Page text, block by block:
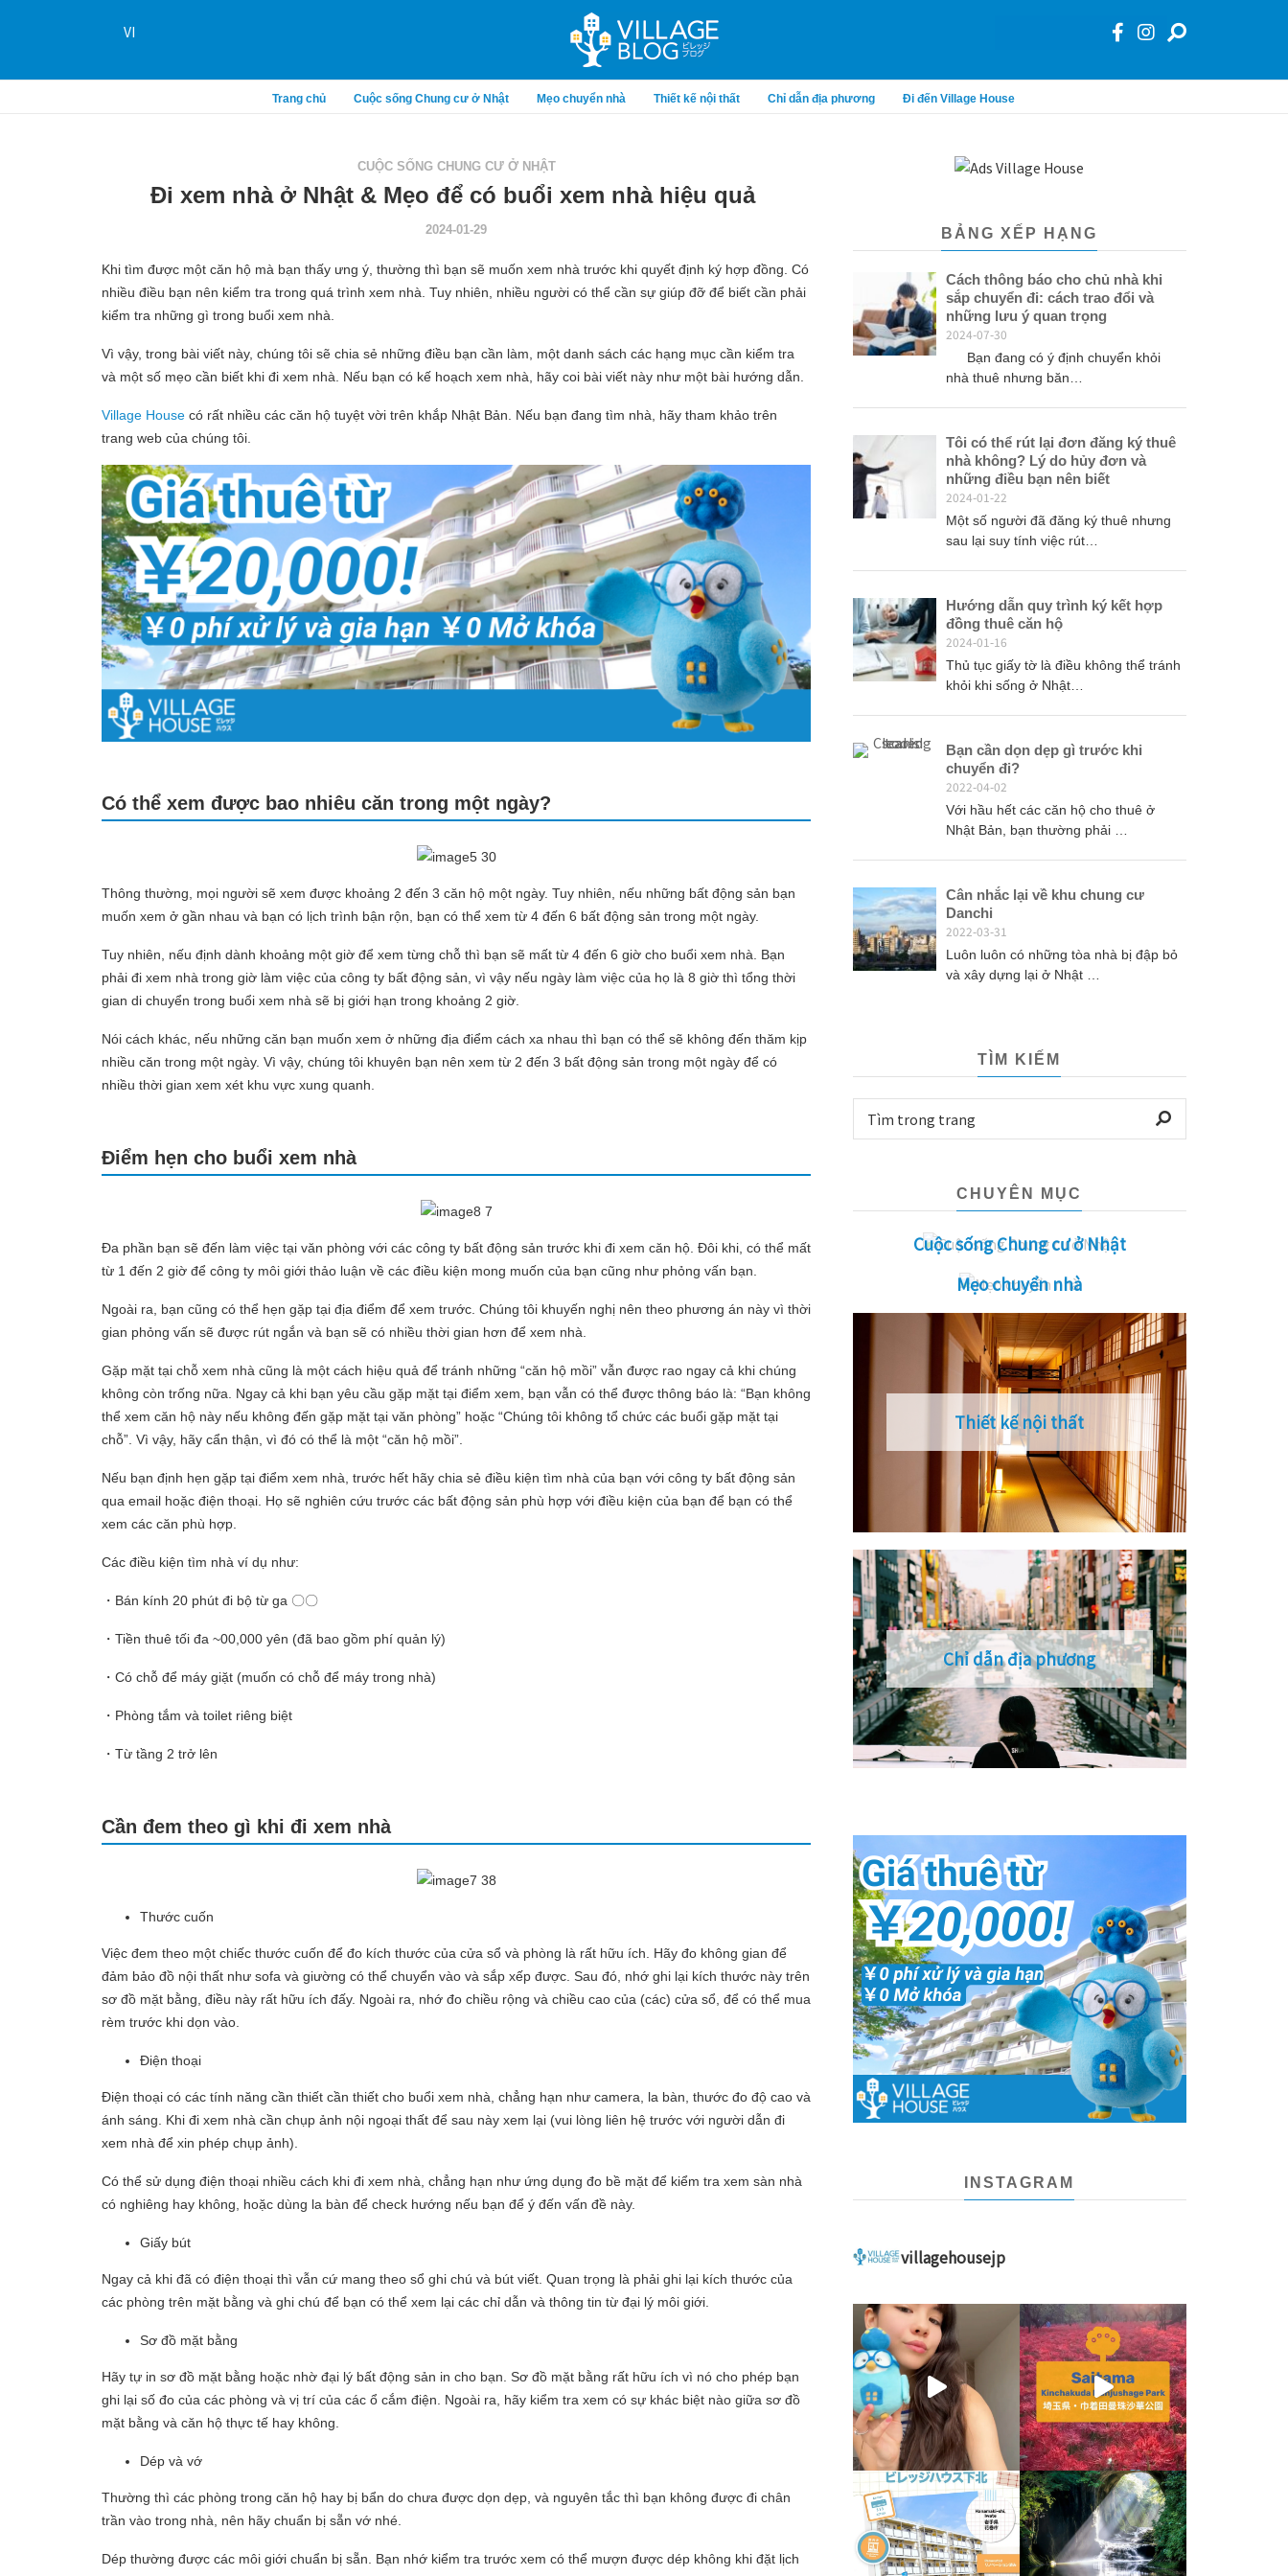
Trang chủ Cuộc sống Chung cư ở Nhật Mẹo chuyển nhà Thiết kế nội thất Chỉ dẫn địa phương Đi đến Village House
VI
CUỘC SỐNG CHUNG CƯ Ở NHẬT
Đi xem nhà ở Nhật & Mẹo để có buổi xem nhà hiệu quả
2024-01-29
Khi tìm được một căn hộ mà bạn thấy ưng ý, thường thì bạn sẽ muốn xem nhà trước khi quyết định ký hợp đồng. Có
nhiều điều bạn nên kiểm tra trong quá trình xem nhà. Tuy nhiên, nhiều người có thể cần sự giúp đỡ để biết cần phải
kiểm tra những gì trong buổi xem nhà.
Vì vậy, trong bài viết này, chúng tôi sẽ chia sẻ những điều bạn cần làm, một danh sách các hạng mục cần kiểm tra
và một số mẹo cần biết khi đi xem nhà. Nếu bạn có kế hoạch xem nhà, hãy coi bài viết này như một bài hướng dẫn.
Village House có rất nhiều các căn hộ tuyệt vời trên khắp Nhật Bản. Nếu bạn đang tìm nhà, hãy tham khảo trên
trang web của chúng tôi.
Có thể xem được bao nhiêu căn trong một ngày?
Thông thường, mọi người sẽ xem được khoảng 2 đến 3 căn hộ một ngày. Tuy nhiên, nếu những bất động sản bạn
muốn xem ở gần nhau và bạn có lịch trình bận rộn, bạn có thể xem từ 4 đến 6 bất động sản trong một ngày.
Tuy nhiên, nếu định dành khoảng một giờ để xem từng chỗ thì bạn sẽ mất từ 4 đến 6 giờ cho buổi xem nhà. Bạn
phải đi xem nhà trong giờ làm việc của công ty bất động sản, vì vậy nếu ngày làm việc của họ là 8 giờ thì tổng thời
gian di chuyển trong buổi xem nhà sẽ bị giới hạn trong khoảng 2 giờ.
Nói cách khác, nếu những căn bạn muốn xem ở những địa điểm cách xa nhau thì bạn có thể sẽ không đến thăm kịp
nhiều căn trong một ngày. Vì vậy, chúng tôi khuyên bạn nên xem từ 2 đến 3 bất động sản trong một ngày để có
nhiều thời gian xem xét khu vực xung quanh.
Điểm hẹn cho buổi xem nhà
Đa phần bạn sẽ đến làm việc tại văn phòng với các công ty bất động sản trước khi đi xem căn hộ. Đôi khi, có thể mất
từ 1 đến 2 giờ để công ty môi giới thảo luận về các điều kiện mong muốn của bạn cũng như phỏng vấn bạn.
Ngoài ra, bạn cũng có thể hẹn gặp tại địa điểm để xem trước. Chúng tôi khuyến nghị nên theo phương án này vì thời
gian phỏng vấn sẽ được rút ngắn và bạn sẽ có nhiều thời gian hơn để xem nhà.
Gặp mặt tại chỗ xem nhà cũng là một cách hiệu quả để tránh những “căn hộ mồi” vẫn được rao ngay cả khi chúng
không còn trống nữa. Ngay cả khi bạn yêu cầu gặp mặt tại điểm xem, bạn vẫn có thể được thông báo là: “Bạn không
thể xem căn hộ này nếu không đến gặp mặt tại văn phòng” hoặc “Chúng tôi không tổ chức các buổi gặp mặt tại
chỗ”. Vì vậy, hãy cẩn thận, vì đó có thể là một “căn hộ mồi”.
Nếu bạn định hẹn gặp tại điểm xem nhà, trước hết hãy chia sẻ điều kiện tìm nhà của bạn với công ty bất động sản
qua email hoặc điện thoại. Họ sẽ nghiên cứu trước các bất động sản phù hợp với điều kiện của bạn để bạn có thể
xem các căn phù hợp.
Các điều kiện tìm nhà ví dụ như:
・Bán kính 20 phút đi bộ từ ga 〇〇
・Tiền thuê tối đa ~00,000 yên (đã bao gồm phí quản lý)
・Có chỗ để máy giặt (muốn có chỗ để máy trong nhà)
・Phòng tắm và toilet riêng biệt
・Từ tầng 2 trở lên
Cần đem theo gì khi đi xem nhà
Thước cuốn
Việc đem theo một chiếc thước cuốn để đo kích thước của cửa sổ và phòng là rất hữu ích. Hãy đo không gian để
đảm bảo đồ nội thất như sofa và giường có thể chuyển vào và sắp xếp được. Sau đó, nhớ ghi lại kích thước này trên
sơ đồ mặt bằng, điều này rất hữu ích đấy. Ngoài ra, nhớ đo chiều rộng và chiều cao của (các) cửa sổ, để có thể mua
rèm trước khi dọn vào.
Điện thoại
Điện thoại có các tính năng cần thiết cần thiết cho buổi xem nhà, chẳng hạn như camera, la bàn, thước đo độ cao và
ánh sáng. Khi đi xem nhà cần chụp ảnh nội ngoại thất để sau này xem lại (vui lòng liên hệ trước với người dẫn đi
xem nhà để xin phép chụp ảnh).
Có thể sử dụng điện thoại nhiều cách khi đi xem nhà, chẳng hạn như ứng dụng đo bề mặt để kiểm tra xem sàn nhà
có nghiêng hay không, hoặc dùng la bàn để check hướng nếu bạn để ý đến vấn đề này.
Giấy bút
Ngay cả khi đã có điện thoại thì vẫn cứ mang theo sổ ghi chú và bút viết. Quan trọng là phải ghi lại kích thước của
các phòng trên mặt bằng và ghi chú để bạn có thể xem lại các chỉ dẫn và thông tin từ đại lý môi giới.
Sơ đồ mặt bằng
Hãy tự in sơ đồ mặt bằng hoặc nhờ đại lý bất động sản in cho bạn. Sơ đồ mặt bằng rất hữu ích vì nó cho phép bạn
ghi lại số đo của các phòng và vị trí của các ổ cắm điện. Ngoài ra, hãy kiểm tra xem có sự khác biệt nào giữa sơ đồ
mặt bằng và căn hộ thực tế hay không.
Dép và vớ
Thường thì các phòng trong căn hộ hay bị bẩn do chưa được dọn dẹp, và nguyên tắc thì bạn không được đi chân
trần vào trong nhà, nên hãy chuẩn bị sẵn vớ nhé.
Dép thường được các môi giới chuẩn bị sẵn. Bạn nhớ kiểm tra trước xem có thể mượn được dép không khi đặt lịch
BẢNG XẾP HẠNG
Cách thông báo cho chủ nhà khi
sắp chuyển đi: cách trao đổi và
những lưu ý quan trọng
2024-07-30
Bạn đang có ý định chuyển khỏi
nhà thuê nhưng băn…
Tôi có thể rút lại đơn đăng ký thuê
nhà không? Lý do hủy đơn và
những điều bạn nên biết
2024-01-22
Một số người đã đăng ký thuê nhưng
sau lại suy tính việc rút…
Hướng dẫn quy trình ký kết hợp
đồng thuê căn hộ
2024-01-16
Thủ tục giấy tờ là điều không thể tránh
khỏi khi sống ở Nhật…
Bạn cần dọn dẹp gì trước khi
chuyển đi?
2022-04-02
Với hầu hết các căn hộ cho thuê ở
Nhật Bản, bạn thường phải …
Cân nhắc lại về khu chung cư
Danchi
2022-03-31
Luôn luôn có những tòa nhà bị đập bỏ
và xây dựng lại ở Nhật …
TÌM KIẾM
CHUYÊN MỤC
Cuộc sống Chung cư ở Nhật
Mẹo chuyển nhà
Thiết kế nội thất
Chỉ dẫn địa phương
INSTAGRAM
villagehousejp